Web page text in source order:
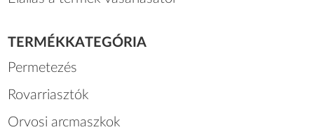
TERMÉKKATEGÓRIA
Permetezés
Rovarriasztók
Orvosi arcmaszkok